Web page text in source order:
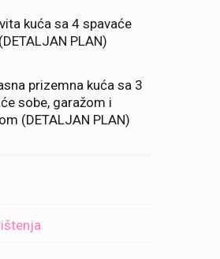
kuća sa 4 spavaće
PLAN)
prizemna kuća sa 3
sobe, garažom i
(DETALJAN PLAN)